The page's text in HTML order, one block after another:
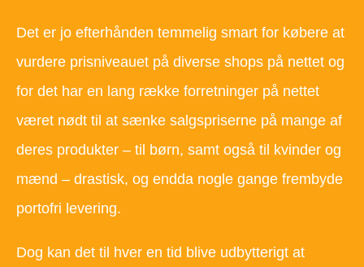
Det er jo efterhånden temmelig smart for købere at
vurdere prisniveauet på diverse shops på nettet og
for det har en lang række forretninger på nettet
været nødt til at sænke salgspriserne på mange af
deres produkter – til børn, samt også til kvinder og
mænd – drastisk, og endda nogle gange frembyde
portofri levering.
Dog kan det til hver en tid blive udbytterigt at